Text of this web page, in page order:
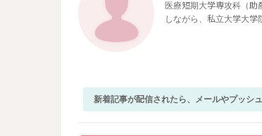
医療短期大学専攻科（
しながら、私立大学大
新着記事が配信されたら、メールやプッシ